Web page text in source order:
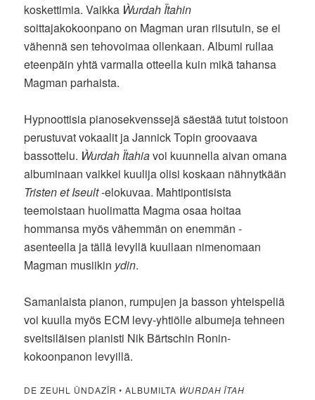
koskettimia. Vaikka Ẁurdah Ïtahin
soittajakokoonpano on Magman uran riisutuin, se ei
vähennä sen tehovoimaa ollenkaan. Albumi rullaa
eteenpäin yhtä varmalla otteella kuin mikä tahansa
Magman parhaista.
Hypnoottisia pianosekvenssejä säestää tutut toistoon
perustuvat vokaalit ja Jannick Topin groovaava
bassottelu. Ẁurdah Ïtahiavoi kuunnella aivan omana
albuminaan vaikkei kuulija olisi koskaan nähnytkään
Tristen et Iseult-elokuvaa. Mahtipontisista
teemoistaan huolimatta Magma osaa hoitaa
hommansa myös vähemmän on enemmän -
asenteella ja tällä levyllä kuullaan nimenomaan
Magman musiikin ydin.
Samanlaista pianon, rumpujen ja basson yhteispeliä
voi kuulla myös ECM levy-yhtiölle albumeja tehneen
sveitsiläisen pianisti Nik Bärtschin Ronin-
kokoonpanon levyillä.
DE ZEUHL ÜNDAZÏR • ALBUMILTA ẀURDAH ÏTAH